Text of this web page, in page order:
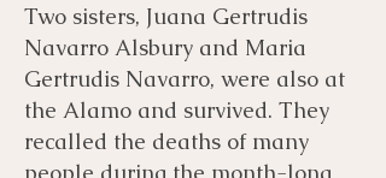
Two sisters, Juana Gertrudis
Navarro Alsbury and Maria
Gertrudis Navarro, were also at
the Alamo and survived. They
recalled the deaths of many
people during the month-long